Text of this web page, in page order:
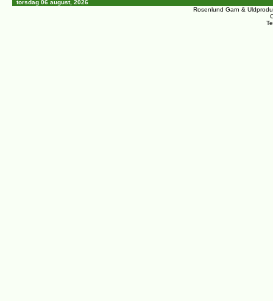
torsdag 06 august, 2026
Rosenlund Garn &